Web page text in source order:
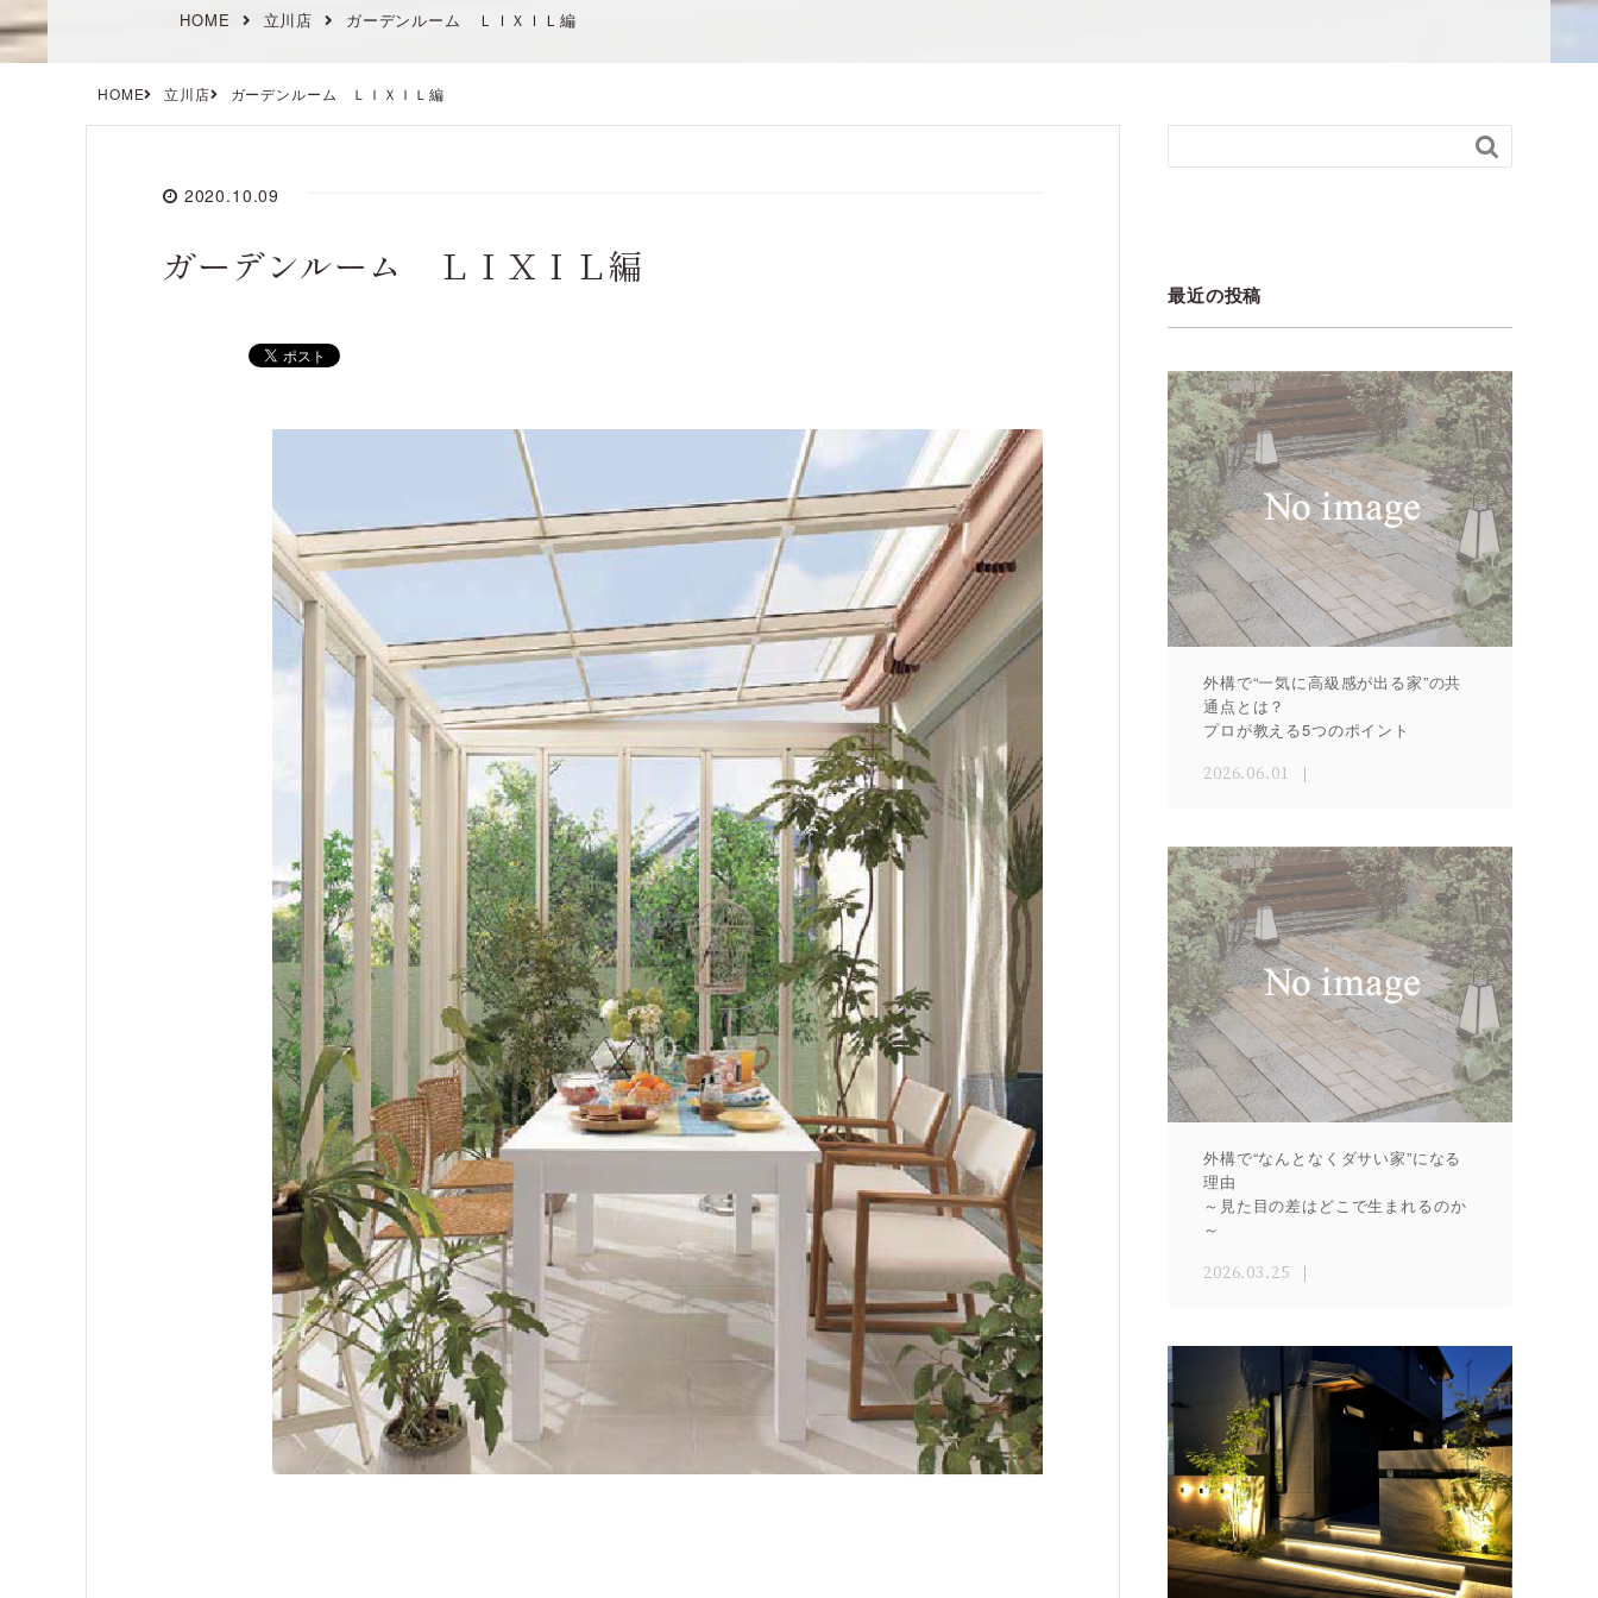
HOME 立川店 ガーデンルーム ＬＩＸＩＬ編
HOME 立川店 ガーデンルーム ＬＩＸＩＬ編
2020.10.09
ガーデンルーム ＬＩＸＩＬ編

最近の投稿
外構で“一気に高級感が出る家”の共
通点とは？
プロが教える5つのポイント
2026.06.01
外構で“なんとなくダサい家”になる
理由
～見た目の差はどこで生まれるのか
～
2026.03.25